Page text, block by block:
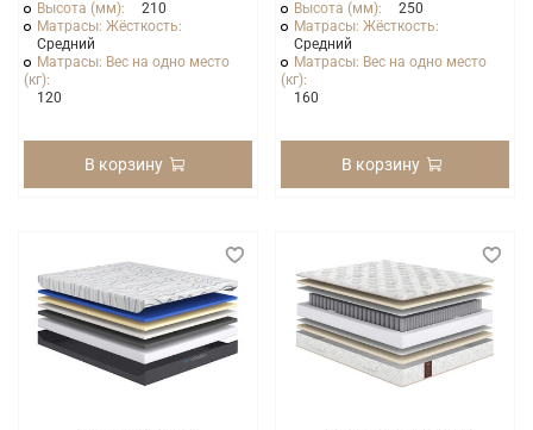
Высота (мм):
210
Матрасы: Жёсткость:
Средний
Матрасы: Вес на одно место
(кг):
120
В корзину
Высота (мм):
250
Матрасы: Жёсткость:
Средний
Матрасы: Вес на одно место
(кг):
160
В корзину